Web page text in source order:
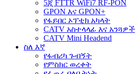
5ጂ FTTR WiFi7 RF-PON
GPON እና GPON+
የፋይበር ኦፕቲክ አካላት
CATV አስተላላፊ እና አንጓዎች
CATV Mini Headend
ስለ እኛ
የፋብሪካ ጉብኝት
የምስክር ወረቀት